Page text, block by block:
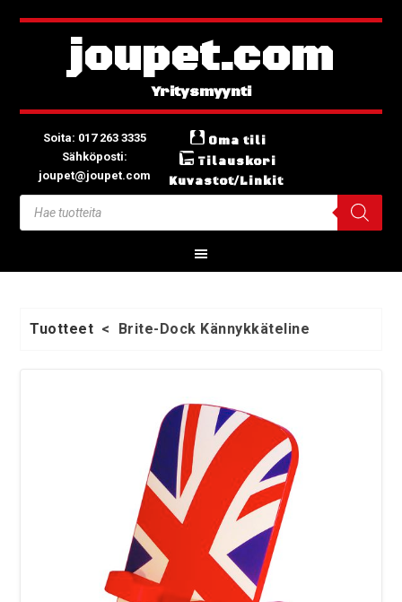
joupet.com
Soita: 017 263 3335
Sähköposti:
joupet@joupet.com
Oma tili
Tilauskori
Kuvastot/Linkit
Tuotteet < Brite-Dock Kännykkäteline